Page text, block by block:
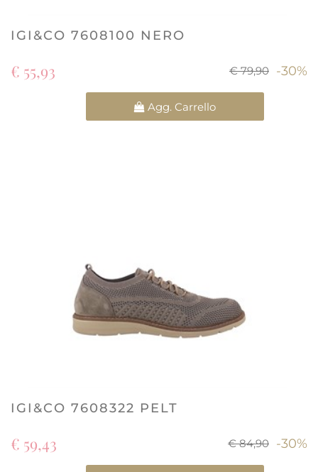
IGI&CO 7608100 NERO
€ 79,90 -30%
€ 55,93
Agg. Carrello
IGI&CO 7608322 PELT
€ 84,90 -30%
€ 59,43